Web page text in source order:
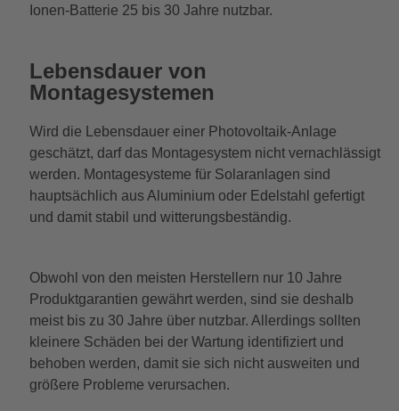
Ionen-Batterie 25 bis 30 Jahre nutzbar.
Lebensdauer von
Montagesystemen
Wird die Lebensdauer einer Photovoltaik-Anlage
geschätzt, darf das Montagesystem nicht vernachlässigt
werden. Montagesysteme für Solaranlagen sind
hauptsächlich aus Aluminium oder Edelstahl gefertigt
und damit stabil und witterungsbeständig.
Obwohl von den meisten Herstellern nur 10 Jahre
Produktgarantien gewährt werden, sind sie deshalb
meist bis zu 30 Jahre über nutzbar. Allerdings sollten
kleinere Schäden bei der Wartung identifiziert und
behoben werden, damit sie sich nicht ausweiten und
größere Probleme verursachen.